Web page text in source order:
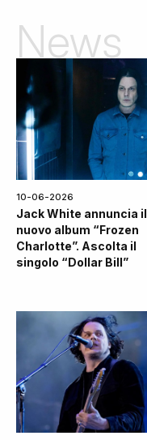
News
10-06-2026
Jack White annuncia il
nuovo album “Frozen
Charlotte”. Ascolta il
singolo “Dollar Bill”